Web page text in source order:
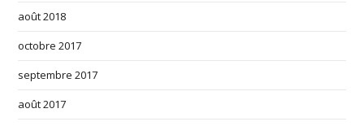
août 2018
octobre 2017
septembre 2017
août 2017